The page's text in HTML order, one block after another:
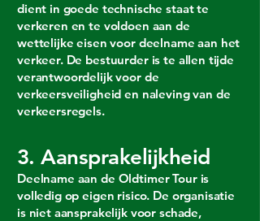
dient in goede technische staat te
verkeren en te voldoen aan de
wettelijke eisen voor deelname aan het
verkeer. De bestuurder is te allen tijde
verantwoordelijk voor de
verkeersveiligheid en naleving van de
verkeersregels.
3. Aansprakelijkheid
Deelname aan de Oldtimer Tour is
volledig op eigen risico. De organisatie
is niet aansprakelijk voor schade,